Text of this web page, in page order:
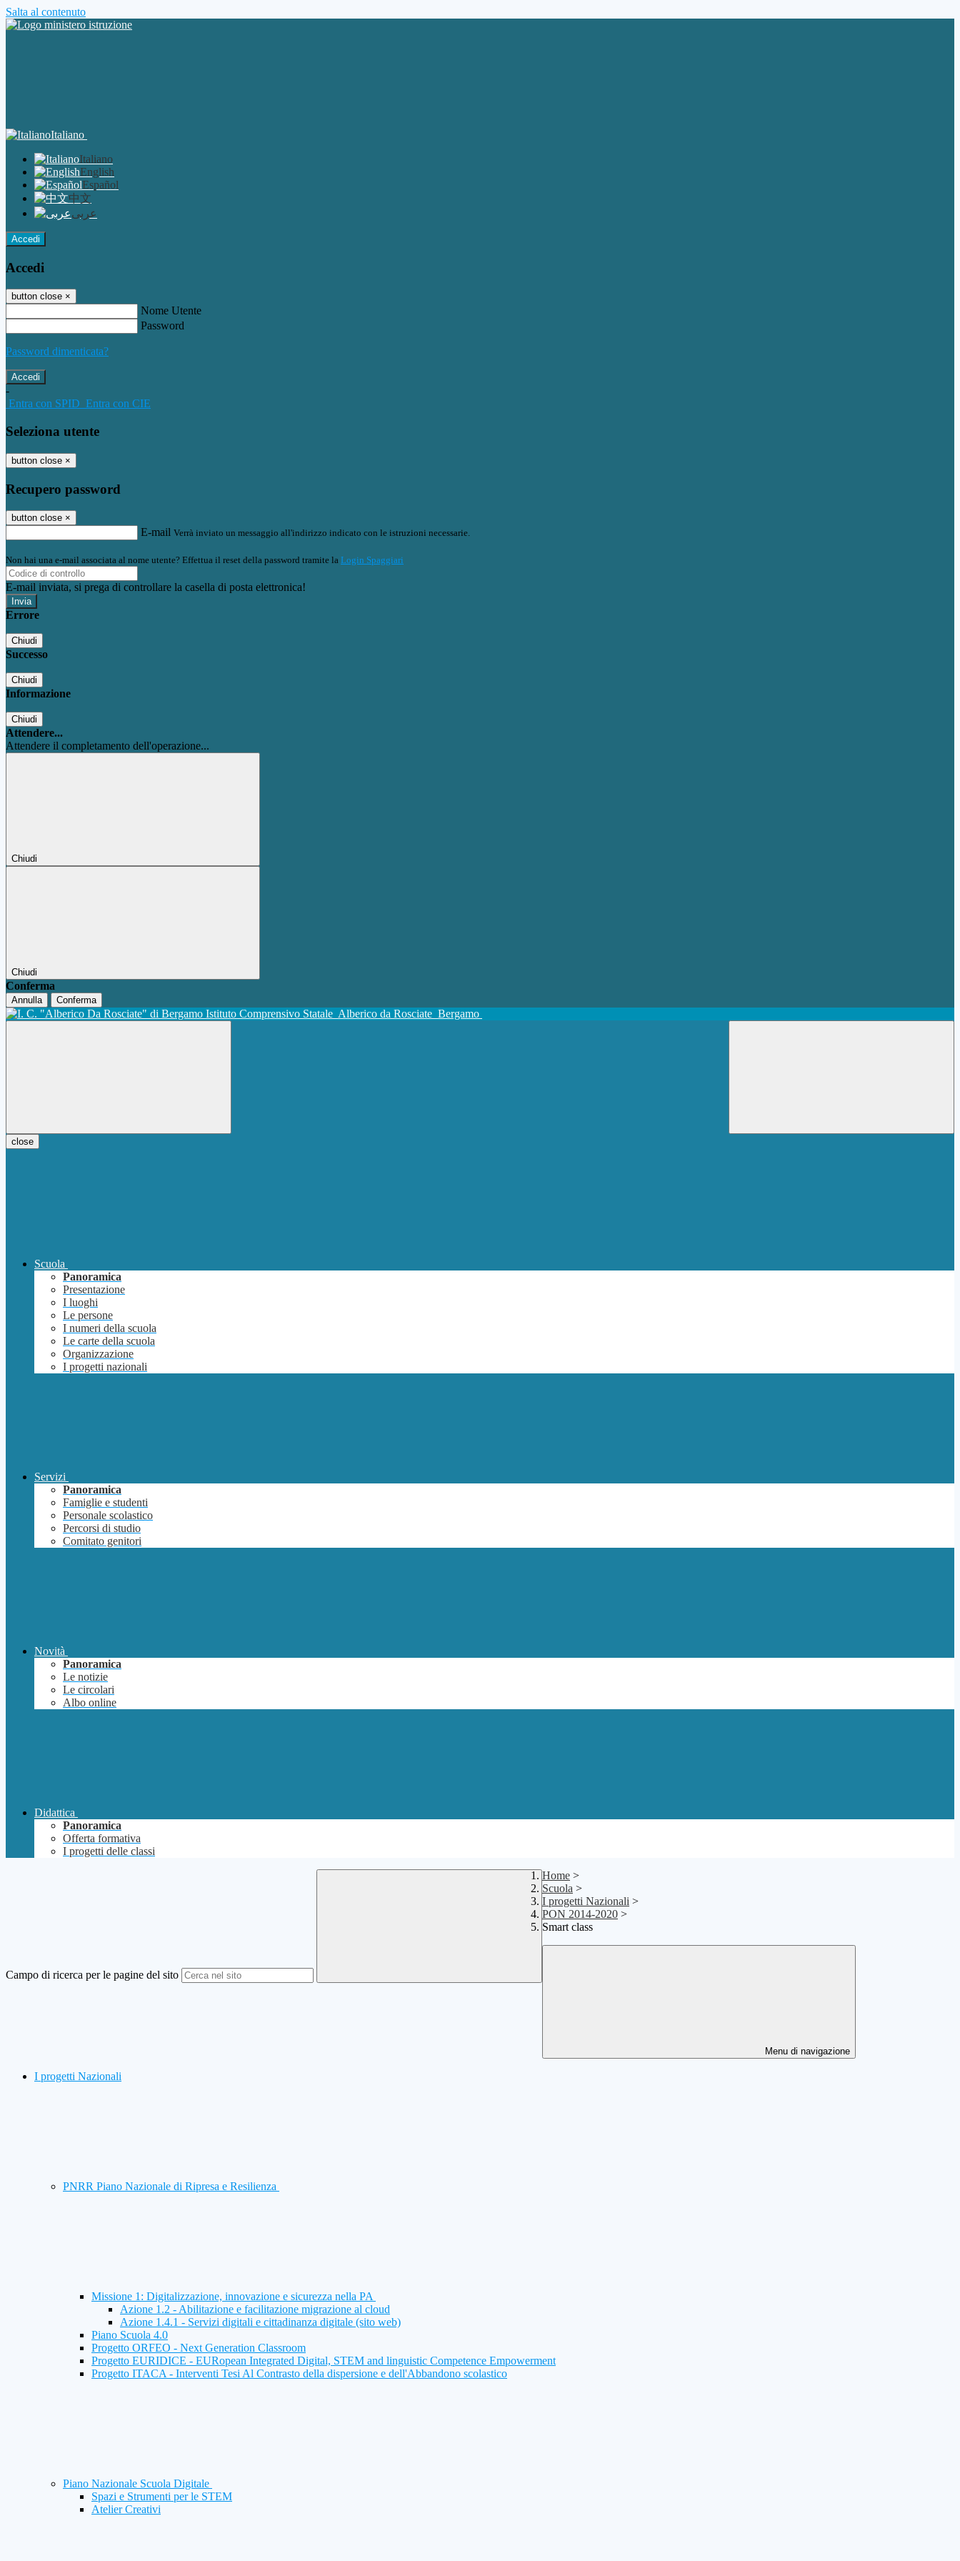
Salta al contenuto
Italiano
Italiano
English
Español
中文
عربى
Accedi
Accedi
button close ×
Nome Utente
Password
Password dimenticata?
-
Entra con SPID Entra con CIE
Seleziona utente
button close ×
Recupero password
button close ×
E-mail Verrà inviato un messaggio all'indirizzo indicato con le istruzioni necessarie.
Non hai una e-mail associata al nome utente? Effettua il reset della password tramite la Login Spaggiari
E-mail inviata, si prega di controllare la casella di posta elettronica!
Errore
Chiudi
Successo
Chiudi
Informazione
Chiudi
Attendere...
Attendere il completamento dell'operazione...
Chiudi
Chiudi
Conferma
Annulla Conferma
Istituto Comprensivo Statale Alberico da Rosciate Bergamo
close
Scuola
Panoramica
Presentazione
I luoghi
Le persone
I numeri della scuola
Le carte della scuola
Organizzazione
I progetti nazionali
Servizi
Panoramica
Famiglie e studenti
Personale scolastico
Percorsi di studio
Comitato genitori
Novità
Panoramica
Le notizie
Le circolari
Albo online
Didattica
Panoramica
Offerta formativa
I progetti delle classi
Campo di ricerca per le pagine del sito
Home >
Scuola >
I progetti Nazionali >
PON 2014-2020 >
Smart class
Menu di navigazione
I progetti Nazionali
PNRR Piano Nazionale di Ripresa e Resilienza
Missione 1: Digitalizzazione, innovazione e sicurezza nella PA
Azione 1.2 - Abilitazione e facilitazione migrazione al cloud
Azione 1.4.1 - Servizi digitali e cittadinanza digitale (sito web)
Piano Scuola 4.0
Progetto ORFEO - Next Generation Classroom
Progetto EURIDICE - EURopean Integrated Digital, STEM and linguistic Competence Empowerment
Progetto ITACA - Interventi Tesi Al Contrasto della dispersione e dell'Abbandono scolastico
Piano Nazionale Scuola Digitale
Spazi e Strumenti per le STEM
Atelier Creativi